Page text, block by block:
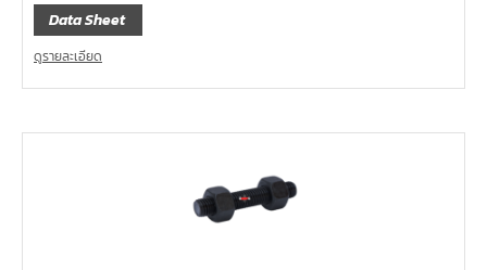
Data Sheet
ดูรายละเอียด